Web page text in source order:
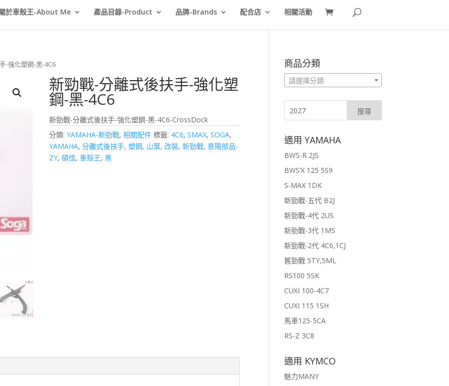
於車殼王-About Me 產品目錄-Product 品牌-Brands 配合店 相關活動
-強化塑鋼-黑-4C6
新勁戰-分離式後扶手-強化塑
鋼-黑-4C6
新勁戰-分離式後扶手-強化塑鋼-黑-4C6-CrossDock
分類:YAMAHA-新勁戰,相關配件 標籤: 4C6,SMAX,SOGA,
YAMAHA,分離式後扶手,塑鋼, 山葉, 改裝,新勁戰,景陽部品-
ZY,碩佳, 車殼王,黑
商品分類
請選擇分類
適用 YAMAHA
BWS-R 2JS
BWS’X 125 5S9
S-MAX 1DK
新勁戰-五代 B2J
新勁戰-4代 2US
新勁戰-3代 1MS
新勁戰-2代 4C6,1CJ
舊勁戰 5TY,5ML
RS100 5SK
CUXI 100-4C7
CUXI 115 1SH
馬車125-5CA
RS-Z 3C8
適用 KYMCO
魅力MANY